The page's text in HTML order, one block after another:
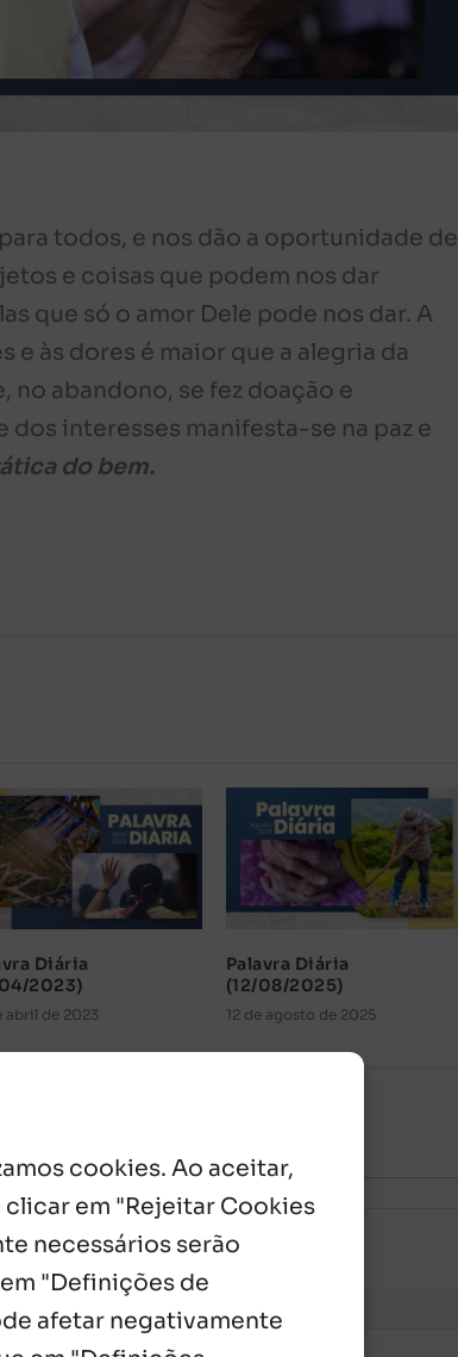
cookies. Ao aceitar,
em "Rejeitar Cookies
necessários serão
"Definições de
afetar negativamente
todos, e nos dão a oportunidade de
e coisas que podem nos dar
que só o amor Dele pode nos dar. A
às dores é maior que a alegria da
no abandono, se fez doação e
interesses manifesta-se na paz e
do bem.
Diária
2023)
abril de 2023
Palavra Diária
(12/08/2025)
12 de agosto de 2025